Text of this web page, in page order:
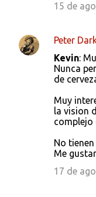
15 de
Peter
Kevin:
Nunca
de
Muy
la vision
complejo
No
Me
17 de